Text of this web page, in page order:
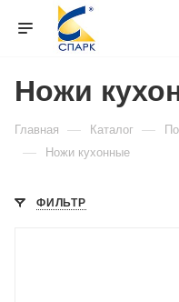
Ножи
Главная — Каталог —
— Ножи кухонные
ФИЛЬТР